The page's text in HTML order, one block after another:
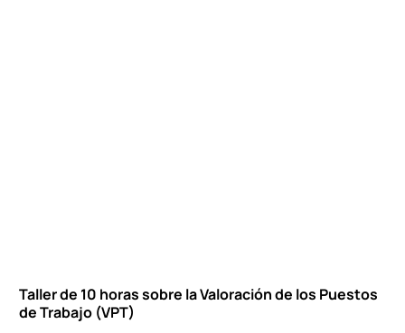
Taller de 10 horas sobre la Valoración de los Puestos
de Trabajo (VPT)